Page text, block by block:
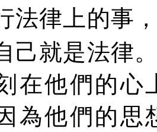
法律上的事
己就是法律
在他們的心
為他們的思